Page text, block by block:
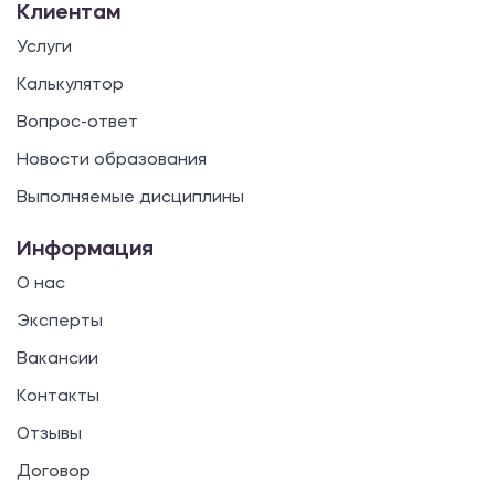
Клиентам
Услуги
Калькулятор
Вопрос-ответ
Новости образования
Выполняемые дисциплины
Информация
О нас
Эксперты
Вакансии
Контакты
Отзывы
Договор